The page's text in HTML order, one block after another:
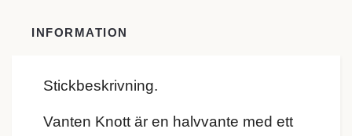
INFORMATION
Stickbeskrivning.
Vanten Knott är en halvvante med ett